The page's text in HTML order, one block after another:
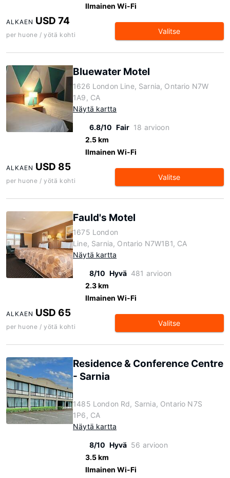
Ilmainen Wi-Fi
ALKAEN USD 74
per huone / yötä kohti Valitse
Bluewater Motel
1626 London Line, Sarnia, Ontario N7W
1A9, CA
Näytä kartta
6.8/10 Fair 18 arvioon
2.5 km
Ilmainen Wi-Fi
ALKAEN USD 85
per huone / yötä kohti Valitse
Fauld's Motel
1675 London
Line, Sarnia, Ontario N7W1B1, CA
Näytä kartta
8/10 Hyvä 481 arvioon
2.3 km
Ilmainen Wi-Fi
ALKAEN USD 65
per huone / yötä kohti Valitse
Residence & Conference Centre
- Sarnia
1485 London Rd, Sarnia, Ontario N7S
1P6, CA
Näytä kartta
8/10 Hyvä 56 arvioon
3.5 km
Ilmainen Wi-Fi